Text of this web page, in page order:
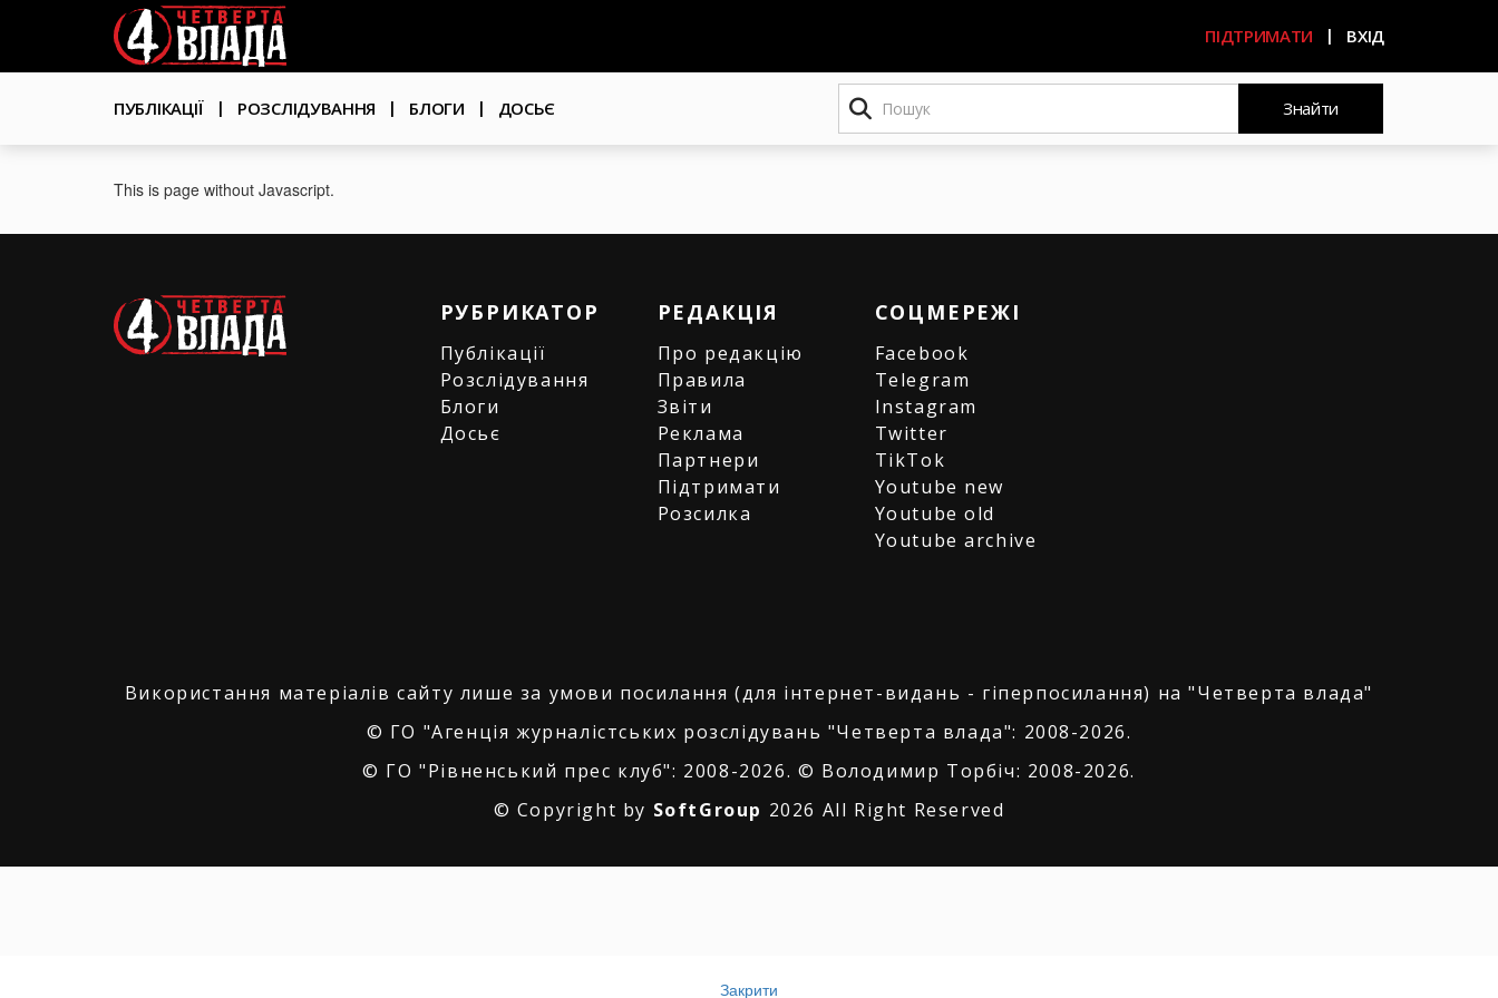
вмісту
User
account
menu
ПІДТРИМАТИ ВХІД
Основна
навіґація
ПУБЛІКАЦІЇ РОЗСЛІДУВАННЯ БЛОГИ ДОСЬЄ
Пошук
Знайти
This is page without Javascript.
РУБРИКАТОР
Публікації
Розслідування
Блоги
Досьє
РЕДАКЦІЯ
Про редакцію
Правила
Звіти
Реклама
Партнери
Підтримати
Розсилка
СОЦМЕРЕЖІ
Facebook
Telegram
Instagram
Twitter
TikTok
Youtube new
Youtube old
Youtube archive
Використання матеріалів сайту лише за умови посилання (для інтернет-видань - гіперпосилання) на "Четверта влада"
© ГО "Агенція журналістських розслідувань "Четверта влада": 2008-2026.
© ГО "Рівненський прес клуб": 2008-2026. © Володимир Торбіч: 2008-2026.
© Copyright by SoftGroup 2026 All Right Reserved
Закрити